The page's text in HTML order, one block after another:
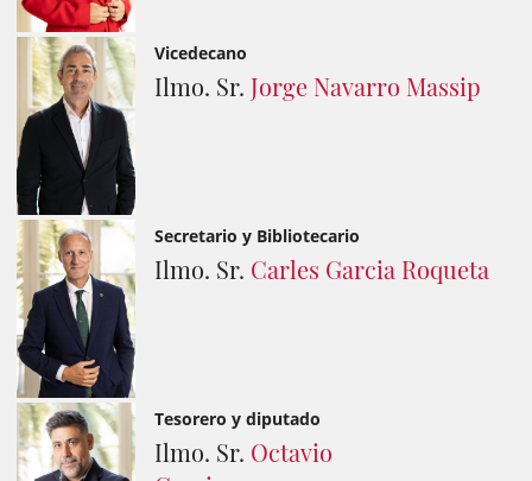
Vicedecano
Ilmo. Sr. Jorge Navarro Massip
Secretario y Bibliotecario
Ilmo. Sr. Carles Garcia Roqueta
Tesorero y diputado
Ilmo. Sr. Octavio